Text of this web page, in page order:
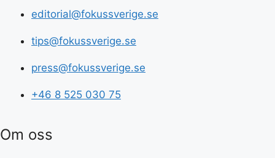
editorial@fokussverige.se
tips@fokussverige.se
press@fokussverige.se
+46 8 525 030 75
Om oss